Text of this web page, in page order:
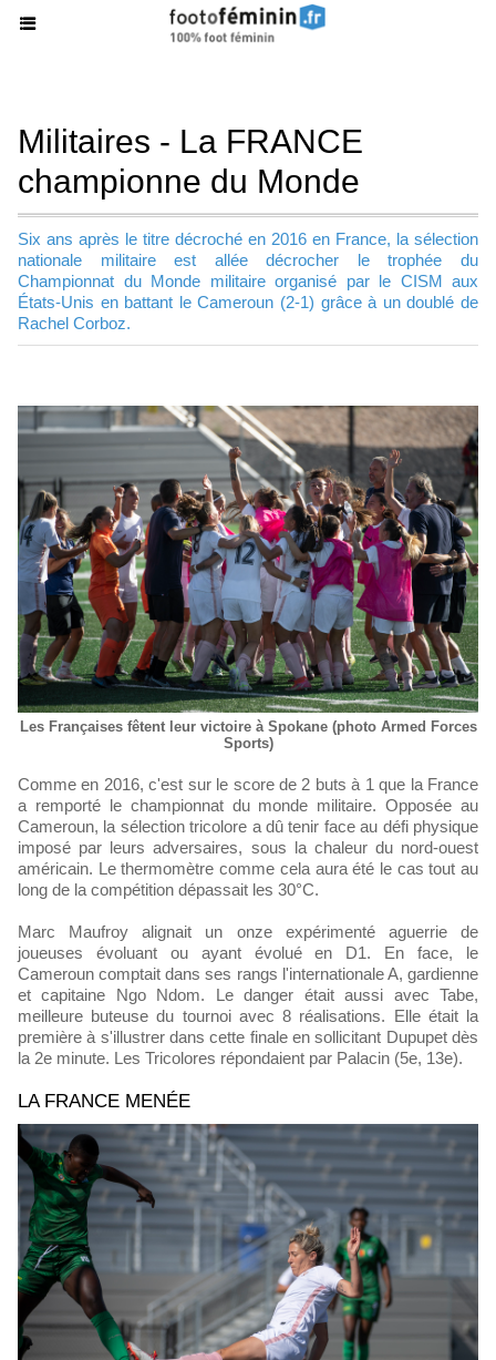
Militaires - La FRANCE
championne du Monde
Six ans après le titre décroché en 2016 en France, la sélection
nationale militaire est allée décrocher le trophée du
Championnat du Monde militaire organisé par le CISM aux
États-Unis en battant le Cameroun (2-1) grâce à un doublé de
Rachel Corboz.
Les Françaises fêtent leur victoire à Spokane (photo Armed Forces
Sports)
Comme en 2016, c'est sur le score de 2 buts à 1 que la France
a remporté le championnat du monde militaire. Opposée au
Cameroun, la sélection tricolore a dû tenir face au défi physique
imposé par leurs adversaires, sous la chaleur du nord-ouest
américain. Le thermomètre comme cela aura été le cas tout au
long de la compétition dépassait les 30°C.
Marc Maufroy alignait un onze expérimenté aguerrie de
joueuses évoluant ou ayant évolué en D1. En face, le
Cameroun comptait dans ses rangs l'internationale A, gardienne
et capitaine Ngo Ndom. Le danger était aussi avec Tabe,
meilleure buteuse du tournoi avec 8 réalisations. Elle était la
première à s'illustrer dans cette finale en sollicitant Dupupet dès
la 2e minute. Les Tricolores répondaient par Palacin (5e, 13e).
LA FRANCE MENÉE